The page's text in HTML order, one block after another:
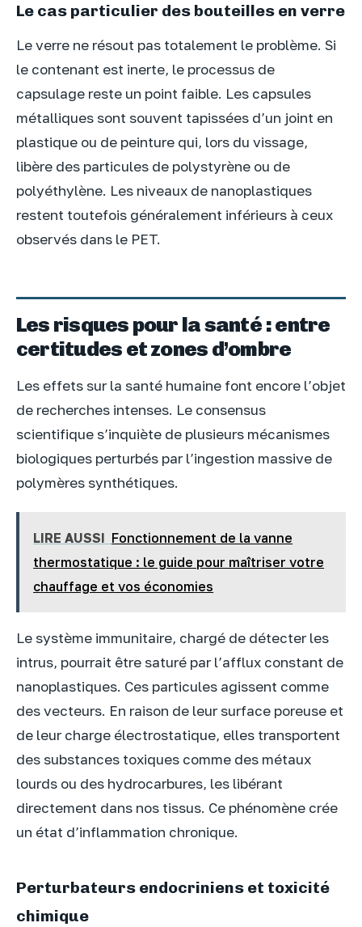
Le cas particulier des bouteilles en verre
Le verre ne résout pas totalement le problème. Si
le contenant est inerte, le processus de
capsulage reste un point faible. Les capsules
métalliques sont souvent tapissées d’un joint en
plastique ou de peinture qui, lors du vissage,
libère des particules de polystyrène ou de
polyéthylène. Les niveaux de nanoplastiques
restent toutefois généralement inférieurs à ceux
observés dans le PET.
Les risques pour la santé : entre
certitudes et zones d’ombre
Les effets sur la santé humaine font encore l’objet
de recherches intenses. Le consensus
scientifique s’inquiète de plusieurs mécanismes
biologiques perturbés par l’ingestion massive de
polymères synthétiques.
LIRE AUSSI Fonctionnement de la vanne
thermostatique : le guide pour maîtriser votre
chauffage et vos économies
Le système immunitaire, chargé de détecter les
intrus, pourrait être saturé par l’afflux constant de
nanoplastiques. Ces particules agissent comme
des vecteurs. En raison de leur surface poreuse et
de leur charge électrostatique, elles transportent
des substances toxiques comme des métaux
lourds ou des hydrocarbures, les libérant
directement dans nos tissus. Ce phénomène crée
un état d’inflammation chronique.
Perturbateurs endocriniens et toxicité
chimique